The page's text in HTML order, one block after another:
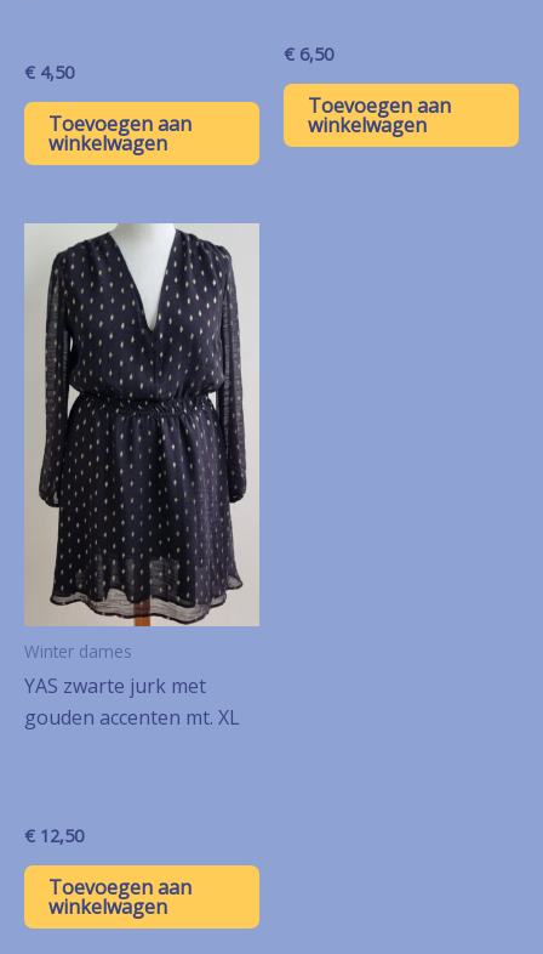
€ 4,50
Toevoegen aan
winkelwagen
€ 6,50
Toevoegen aan
winkelwagen
Winter dames
YAS zwarte jurk met
gouden accenten mt. XL
€ 12,50
Toevoegen aan
winkelwagen